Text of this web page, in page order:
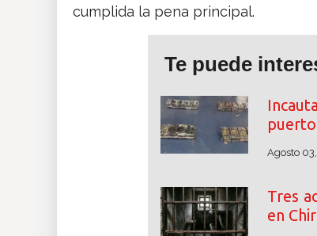
cumplida la pena principal.
Te puede
Agosto
Tres
en